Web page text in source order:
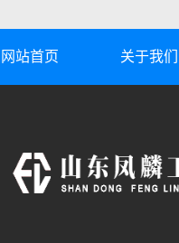
网站首页 关于我们